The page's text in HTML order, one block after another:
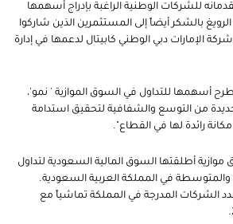
للشركات الوطنية الراغبة بإدراج أسهمها
بالشكر أيضاً إلى المستثمرين الذين شاركوا
الإمارات دبي الوطني كابيتال لدعمها في إدارة
أسهمها للتداول في السوق الموازية ' نمو'،
جديدة من التوسع والشفافية لتحقيق استدامة
رائدة لها في القطاع".
أطلقتها السوق المالية السعودية لتداول
في المملكة العربية السعودية.
الشركات المدرجة في المملكة تماشياً مع